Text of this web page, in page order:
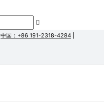
中国：+86 191-2318-4284